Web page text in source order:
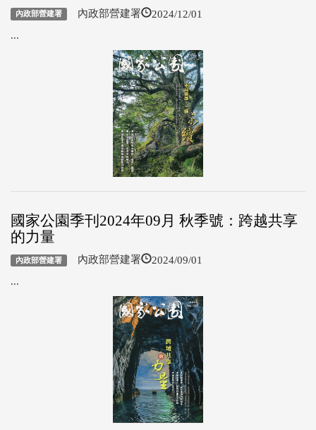
內政部營建署 內政部營建署 2024/12/01
...
國家公園季刊2024年09月 秋季號：跨越共享
的力量
內政部營建署 內政部營建署 2024/09/01
...